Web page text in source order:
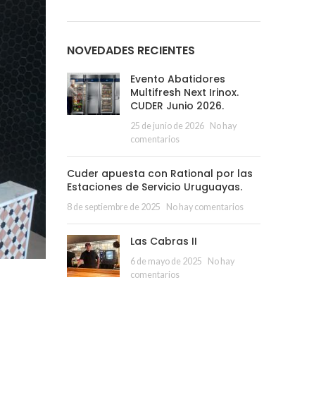
NOVEDADES RECIENTES
Evento Abatidores
Multifresh Next Irinox.
CUDER Junio 2026.
25 de junio de 2026
No hay
comentarios
Cuder apuesta con Rational por las
Estaciones de Servicio Uruguayas.
8 de septiembre de 2025 No hay comentarios
Las Cabras II
6 de mayo de 2025
No hay
comentarios